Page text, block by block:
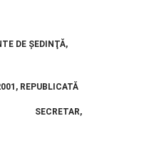
DE ŞEDINŢĂ,
ÎN TEMEIUL
REPUBLICATĂ
,